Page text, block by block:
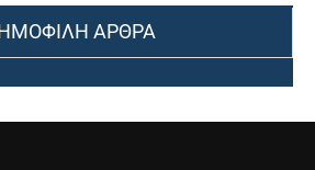
ΑΡΘΡΑ